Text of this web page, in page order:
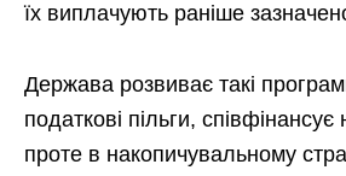
їх виплачують раніше
Держава розвиває такі
податкові пільги,
проте в накопичувальному